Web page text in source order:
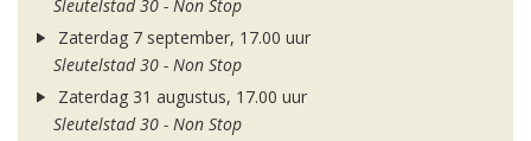
Sleutelstad 30 - Non Stop
Zaterdag 7 september, 17.00 uur
Sleutelstad 30 - Non Stop
Zaterdag 31 augustus, 17.00 uur
Sleutelstad 30 - Non Stop